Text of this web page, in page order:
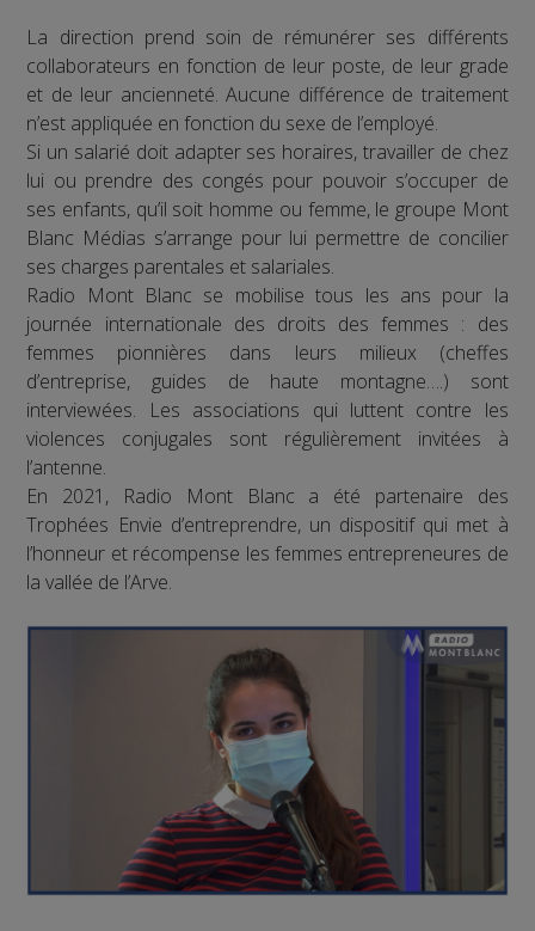
La direction prend soin de rémunérer ses différents
collaborateurs en fonction de leur poste, de leur grade
et de leur ancienneté. Aucune différence de traitement
n’est appliquée en fonction du sexe de l’employé.
Si un salarié doit adapter ses horaires, travailler de chez
lui ou prendre des congés pour pouvoir s’occuper de
ses enfants, qu’il soit homme ou femme, le groupe Mont
Blanc Médias s’arrange pour lui permettre de concilier
ses charges parentales et salariales.
Radio Mont Blanc se mobilise tous les ans pour la
journée internationale des droits des femmes : des
femmes pionnières dans leurs milieux (cheffes
d’entreprise, guides de haute montagne….) sont
interviewées. Les associations qui luttent contre les
violences conjugales sont régulièrement invitées à
l’antenne.
En 2021, Radio Mont Blanc a été partenaire des
Trophées Envie d’entreprendre, un dispositif qui met à
l’honneur et récompense les femmes entrepreneures de
la vallée de l’Arve.